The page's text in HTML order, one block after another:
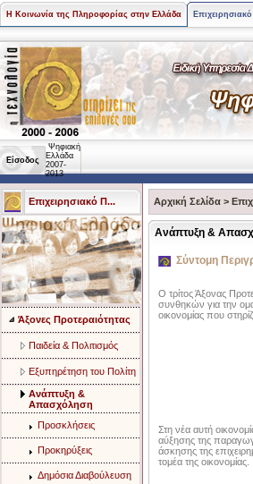
Η Κοινωνία της Πληροφορίας στην Ελλάδα
Είσοδος
Ψηφιακή
Ελλάδα
2007-
2013
Επιχειρησιακό Π...
Άξονες Προτεραιότητας
Παιδεία & Πολιτισμός
Eξυπηρέτηση του Πολίτη
Aνάπτυξη &
Aπασχόληση
Προσκλήσεις
Προκηρύξεις
Δημόσια Διαβούλευση
Αρχική Σελίδα >
Aνάπτυξη &
Σύντομη
Ο τρίτος Άξονας
συνθηκών για την
οικονομίας που
Στη νέα αυτή
αύξησης της
άσκησης της
τομέα της οικονομίας.